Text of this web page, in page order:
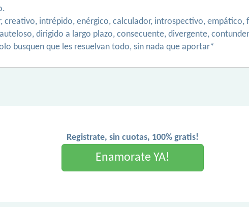
creativo, intrépido, enérgico, calculador, introspectivo, empático,
dirigido a largo plazo, consecuente, divergente,
busquen que les resuelvan todo, sin nada que aportar*
Registrate, sin cuotas, 100% gratis!
Enamorate YA!